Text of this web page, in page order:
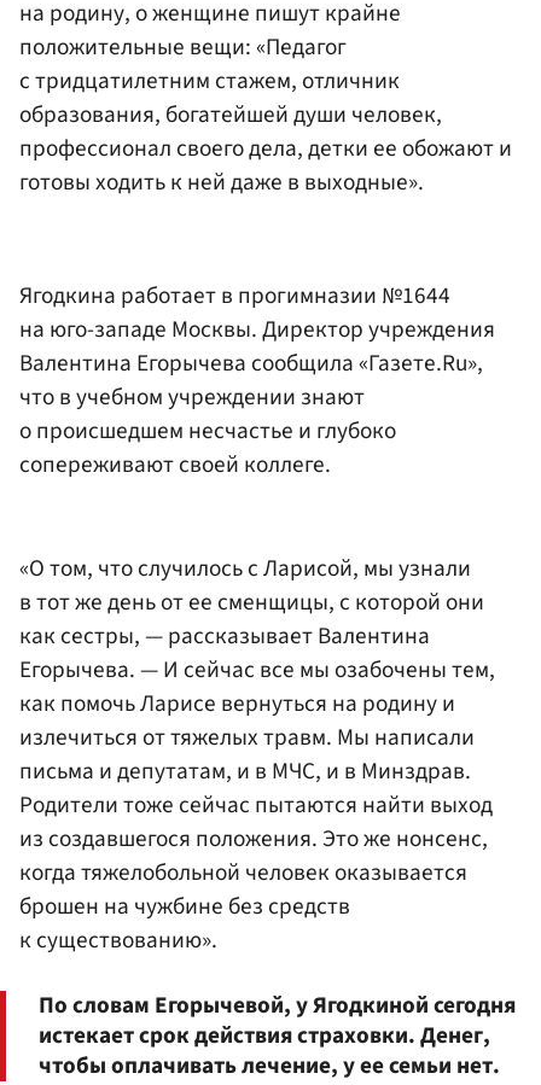
на родину, о женщине пишут крайне
положительные вещи: «Педагог
с тридцатилетним стажем, отличник
образования, богатейшей души человек,
профессионал своего дела, детки ее обожают и
готовы ходить к ней даже в выходные».
Ягодкина работает в прогимназии №1644
на юго-западе Москвы. Директор учреждения
Валентина Егорычева сообщила «Газете.Ru»,
что в учебном учреждении знают
о происшедшем несчастье и глубоко
сопереживают своей коллеге.
«О том, что случилось с Ларисой, мы узнали
в тот же день от ее сменщицы, с которой они
как сестры, — рассказывает Валентина
Егорычева. — И сейчас все мы озабочены тем,
как помочь Ларисе вернуться на родину и
излечиться от тяжелых травм. Мы написали
письма и депутатам, и в МЧС, и в Минздрав.
Родители тоже сейчас пытаются найти выход
из создавшегося положения. Это же нонсенс,
когда тяжелобольной человек оказывается
брошен на чужбине без средств
к существованию».
По словам Егорычевой, у Ягодкиной сегодня
истекает срок действия страховки. Денег,
чтобы оплачивать лечение, у ее семьи нет.